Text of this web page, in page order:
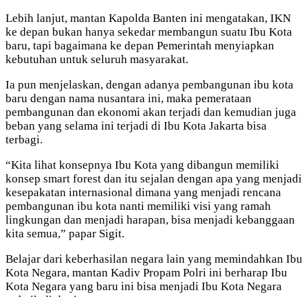
Lebih lanjut, mantan Kapolda Banten ini mengatakan, IKN
ke depan bukan hanya sekedar membangun suatu Ibu Kota
baru, tapi bagaimana ke depan Pemerintah menyiapkan
kebutuhan untuk seluruh masyarakat.
Ia pun menjelaskan, dengan adanya pembangunan ibu kota
baru dengan nama nusantara ini, maka pemerataan
pembangunan dan ekonomi akan terjadi dan kemudian juga
beban yang selama ini terjadi di Ibu Kota Jakarta bisa
terbagi.
“Kita lihat konsepnya Ibu Kota yang dibangun memiliki
konsep smart forest dan itu sejalan dengan apa yang menjadi
kesepakatan internasional dimana yang menjadi rencana
pembangunan ibu kota nanti memiliki visi yang ramah
lingkungan dan menjadi harapan, bisa menjadi kebanggaan
kita semua,” papar Sigit.
Belajar dari keberhasilan negara lain yang memindahkan Ibu
Kota Negara, mantan Kadiv Propam Polri ini berharap Ibu
Kota Negara yang baru ini bisa menjadi Ibu Kota Negara